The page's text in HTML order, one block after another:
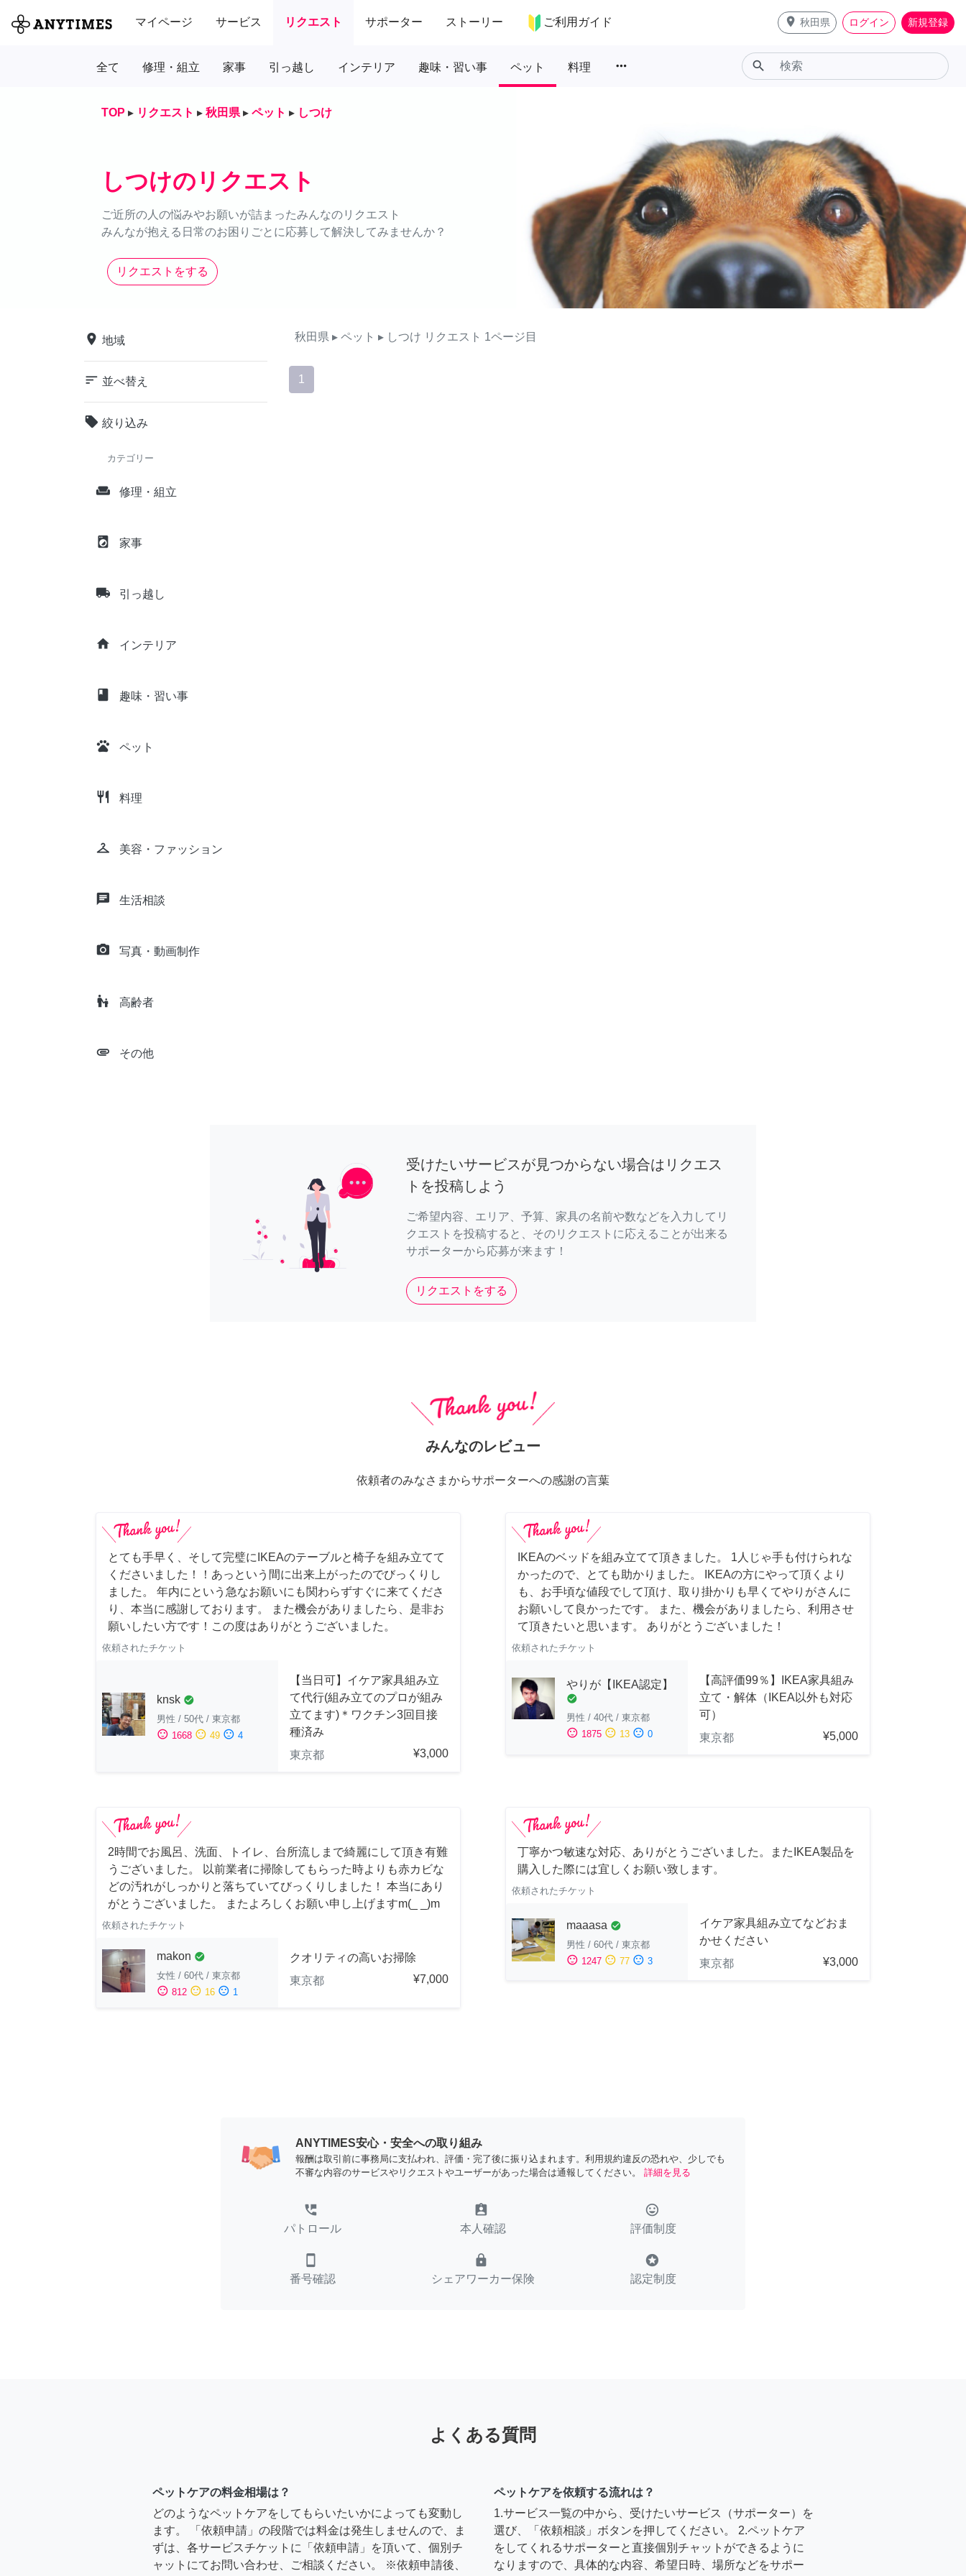
マイページ サービス リクエスト サポーター ストーリー ご利用ガイド place 秋田県 ログイン 新規登録
全て 修理・組立 家事 引っ越し インテリア 趣味・習い事 ペット 料理 more_horiz search
TOP ▸ リクエスト ▸ 秋田県 ▸ ペット ▸ しつけ
しつけのリクエスト
ご近所の人の悩みやお願いが詰まったみんなのリクエスト
みんなが抱える日常のお困りごとに応募して解決してみませんか？
リクエストをする
place 地域
sort 並べ替え
local_offer 絞り込み
カテゴリー
weekend 修理・組立
local_laundry_service 家事
local_shipping 引っ越し
home インテリア
class 趣味・習い事
pets ペット
restaurant 料理
checkroom 美容・ファッション
chat 生活相談
camera_alt 写真・動画制作
escalator_warning 高齢者
attachment その他
秋田県 ▸ ペット ▸ しつけ リクエスト 1ページ目
1
受けたいサービスが見つからない場合はリクエス
トを投稿しよう
ご希望内容、エリア、予算、家具の名前や数などを入力してリ
クエストを投稿すると、そのリクエストに応えることが出来る
サポーターから応募が来ます！
リクエストをする
みんなのレビュー
依頼者のみなさまからサポーターへの感謝の言葉
とても手早く、そして完璧にIKEAのテーブルと椅子を組み立てて
くださいました！！あっという間に出来上がったのでびっくりし
ました。 年内にという急なお願いにも関わらずすぐに来てくださ
り、本当に感謝しております。 また機会がありましたら、是非お
願いしたい方です！この度はありがとうございました。
依頼されたチケット
knsk check_circle
男性 / 50代 / 東京都
sentiment_satisfied 1668 sentiment_neutral 49 sentiment_dissatisfied 4
【当日可】イケア家具組み立
て代行(組み立てのプロが組み
立てます)＊ワクチン3回目接
種済み
東京都
¥3,000
IKEAのベッドを組み立てて頂きました。 1人じゃ手も付けられな
かったので、とても助かりました。 IKEAの方にやって頂くより
も、お手頃な値段でして頂け、取り掛かりも早くてやりがさんに
お願いして良かったです。 また、機会がありましたら、利用させ
て頂きたいと思います。 ありがとうございました！
依頼されたチケット
やりが【IKEA認定】
check_circle
男性 / 40代 / 東京都
sentiment_satisfied 1875 sentiment_neutral 13 sentiment_dissatisfied 0
【高評価99％】IKEA家具組み
立て・解体（IKEA以外も対応
可）
東京都
¥5,000
2時間でお風呂、洗面、トイレ、台所流しまで綺麗にして頂き有難
うございました。 以前業者に掃除してもらった時よりも赤カビな
どの汚れがしっかりと落ちていてびっくりしました！ 本当にあり
がとうございました。 またよろしくお願い申し上げますm(_ _)m
依頼されたチケット
makon check_circle
女性 / 60代 / 東京都
sentiment_satisfied 812 sentiment_neutral 16 sentiment_dissatisfied 1
クオリティの高いお掃除
東京都
¥7,000
丁寧かつ敏速な対応、ありがとうございました。またIKEA製品を
購入した際には宜しくお願い致します。
依頼されたチケット
maaasa check_circle
男性 / 60代 / 東京都
sentiment_satisfied 1247 sentiment_neutral 77 sentiment_dissatisfied 3
イケア家具組み立てなどおま
かせください
東京都
¥3,000
ANYTIMES安心・安全への取り組み
報酬は取引前に事務局に支払われ、評価・完了後に振り込まれます。利用規約違反の恐れや、少しでも
不審な内容のサービスやリクエストやユーザーがあった場合は通報してください。
詳細を見る
perm_phone_msg
パトロール
assignment_ind
本人確認
tag_faces
評価制度
smartphone
番号確認
lock
シェアワーカー保険
stars
認定制度
よくある質問
ペットケアの料金相場は？
どのようなペットケアをしてもらいたいかによっても変動し
ます。 「依頼申請」の段階では料金は発生しませんので、ま
ずは、各サービスチケットに「依頼申請」を頂いて、個別チ
ャットにてお問い合わせ、ご相談ください。 ※依頼申請後、
ペットケアを依頼する流れは？
1.サービス一覧の中から、受けたいサービス（サポーター）を
選び、「依頼相談」ボタンを押してください。 2.ペットケア
をしてくれるサポーターと直接個別チャットができるように
なりますので、具体的な内容、希望日時、場所などをサポー